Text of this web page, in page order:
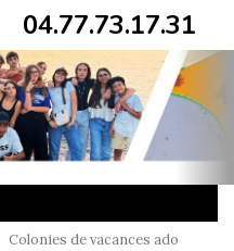
04.77.73.17.31
Colonies de vacances ado